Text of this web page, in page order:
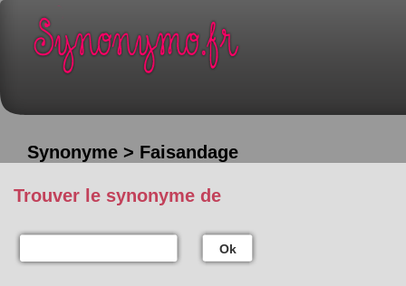
Synonyme > Faisandage
Trouver le synonyme de
Ok